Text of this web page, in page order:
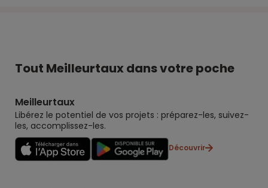
Tout Meilleurtaux dans votre poche
Meilleurtaux
Libérez le potentiel de vos projets : préparez-les, suivez-
les, accomplissez-les.
Découvrir